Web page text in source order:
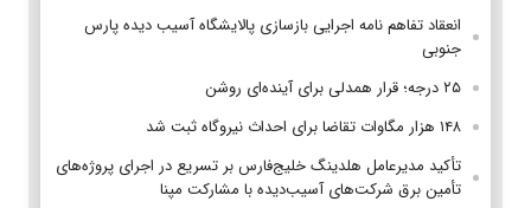
انعقاد تفاهم نامه اجرایی بازسازی پالایشگاه آسیب دیده پارس
جنوبی
۲۵ درجه؛ قرار همدلی برای آینده‌ای روشن
۱۴۸ هزار مگاوات تقاضا برای احداث نیروگاه ثبت شد
تأکید مدیرعامل هلدینگ خلیج‌فارس بر تسریع در اجرای پروژه‌های
تأمین برق شرکت‌های آسیب‌دیده با مشارکت مپنا